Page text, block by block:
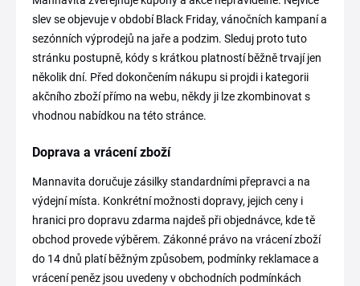
slev se objevuje v období Black Friday, vánočních kampaní a
sezónních výprodejů na jaře a podzim. Sleduj proto tuto
stránku postupně, kódy s krátkou platností běžně trvají jen
několik dní. Před dokončením nákupu si projdi i kategorii
akčního zboží přímo na webu, někdy ji lze zkombinovat s
vhodnou nabídkou na této stránce.
Doprava a vrácení zboží
Mannavita doručuje zásilky standardními přepravci a na
výdejní místa. Konkrétní možnosti dopravy, jejich ceny i
hranici pro dopravu zdarma najdeš při objednávce, kde tě
obchod provede výběrem. Zákonné právo na vrácení zboží
do 14 dnů platí běžným způsobem, podmínky reklamace a
vrácení peněz jsou uvedeny v obchodních podmínkách